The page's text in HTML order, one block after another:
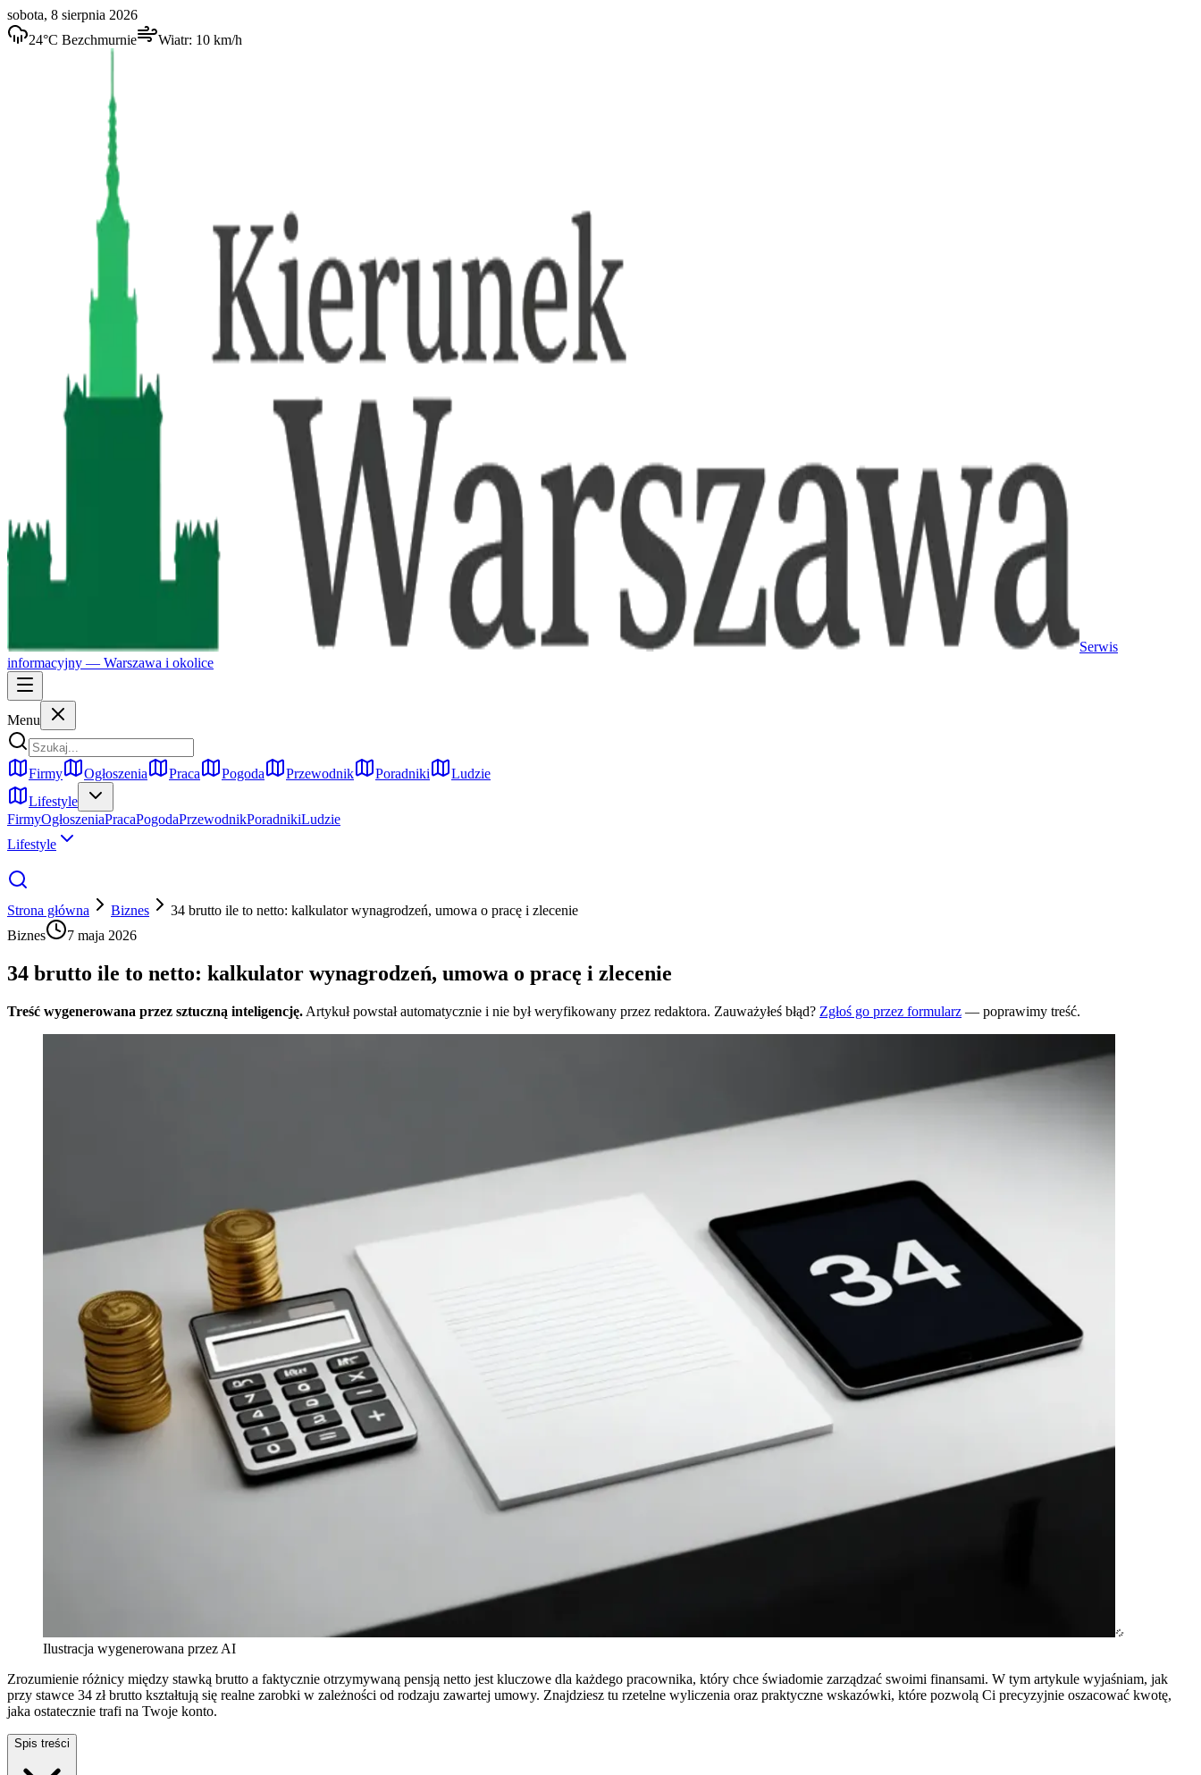
sobota, 8 sierpnia 2026
24°C Bezchmurnie Wiatr: 10 km/h
Serwis
informacyjny — Warszawa i okolice
Menu
Firmy Ogłoszenia Praca Pogoda Przewodnik Poradniki
Ludzie
Lifestyle
FirmyOgłoszeniaPracaPogodaPrzewodnikPoradnikiLudzie
Lifestyle
Strona główna Biznes
34 brutto ile to netto: kalkulator wynagrodzeń, umowa o pracę i zlecenie
Biznes
7 maja 2026
34 brutto ile to netto: kalkulator wynagrodzeń, umowa o pracę i zlecenie
Treść wygenerowana przez sztuczną inteligencję. Artykuł powstał automatycznie i nie był weryfikowany przez redaktora. Zauważyłeś błąd? Zgłoś go przez formularz — poprawimy treść.
Ilustracja wygenerowana przez AI
Zrozumienie różnicy między stawką brutto a faktycznie otrzymywaną pensją netto jest kluczowe dla każdego pracownika, który chce świadomie zarządzać swoimi finansami. W tym artykule wyjaśniam, jak
przy stawce 34 zł brutto kształtują się realne zarobki w zależności od rodzaju zawartej umowy. Znajdziesz tu rzetelne wyliczenia oraz praktyczne wskazówki, które pozwolą Ci precyzyjnie oszacować kwotę,
jaka ostatecznie trafi na Twoje konto.
Spis treści